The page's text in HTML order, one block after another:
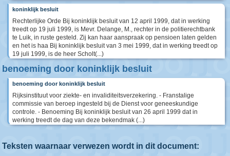
koninklijk besluit
Rechterlijke Orde Bij koninklijk besluit van 12 april 1999, dat in werking
treedt op 19 juli 1999, is Mevr. Delange, M., rechter in de politierechtbank
te Luik, in ruste gesteld. Zij kan haar aanspraak op pensioen laten gelden
en het is haa Bij koninklijk besluit van 3 mei 1999, dat in werking treedt op
19 juli 1999, is de heer Scholt(...)
benoeming door koninklijk besluit
benoeming door koninklijk besluit
Rijksinstituut voor ziekte- en invaliditeitsverzekering. - Franstalige
commissie van beroep ingesteld bij de Dienst voor geneeskundige
controle. - Benoeming Bij koninklijk besluit van 26 april 1999 dat in
werking treedt de dag van deze bekendmak (...)
Teksten waarnaar verwezen wordt in dit document: